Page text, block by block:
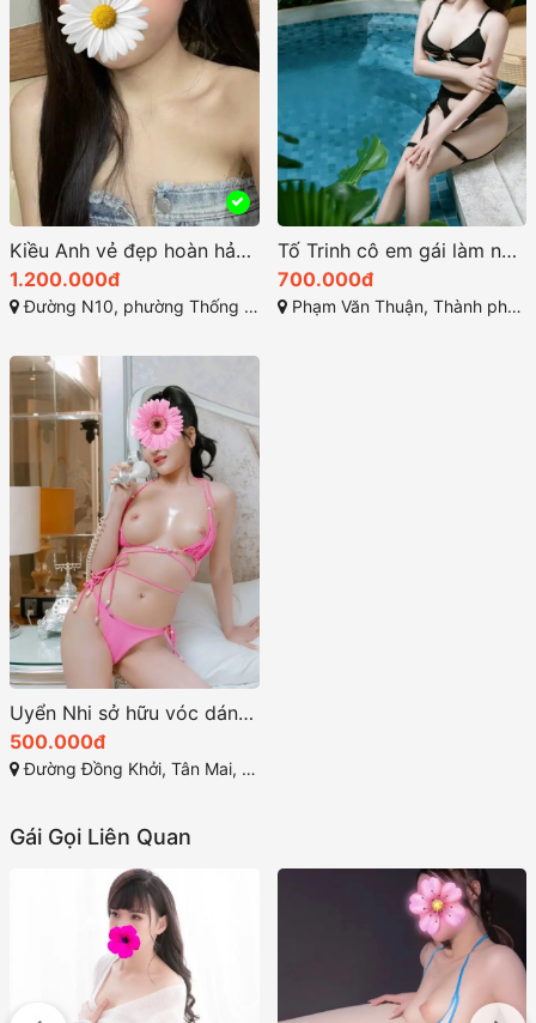
Kiều Anh vẻ đẹp hoàn hảo giữa sự quyến rũ và thanh lịch
1.200.000đ
Đường N10, phường Thống Nhất, Thành phố Biên Hòa, Đồng Nai
Tố Trinh cô em gái làm nên nét đẹp miền Tây
700.000đ
Phạm Văn Thuận, Thành phố Biên Hòa, Đồng Nai
Uyển Nhi sở hữu vóc dáng chuẩn mực đường cong quyến rũ
500.000đ
Đường Đồng Khởi, Tân Mai, Biên Hòa, Đồng Nai
Gái Gọi Liên Quan